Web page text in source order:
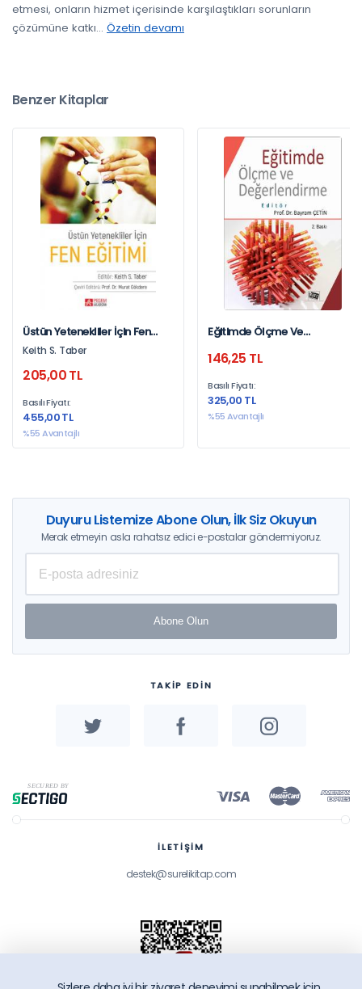
etmesi, onların hizmet içerisinde karşılaştıkları sorunların
çözümüne katkı... Özetin devamı
Benzer Kitaplar
Üstün Yetenekliler İçin Fen
Eğitimi
Keith S. Taber
205,00 TL
Basılı Fiyatı:
455,00 TL
%55 Avantajlı
Eğitimde Ölçme Ve
146,25 TL
Basılı Fiyatı:
325,00 TL
%55 Avantajlı
Duyuru Listemize Abone Olun, İlk Siz Okuyun
Merak etmeyin asla rahatsız edici e-postalar göndermiyoruz.
Abone Olun
TAKİP EDİN
İLETİŞİM
destek@surelikitap.com